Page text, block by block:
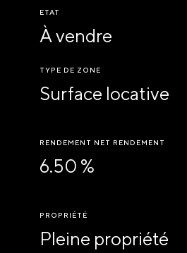
ETAT
À vendre
TYPE DE ZONE
Surface locative
RENDEMENT NET RENDEMENT
6.50 %
PROPRIÉTÉ
Pleine propriété